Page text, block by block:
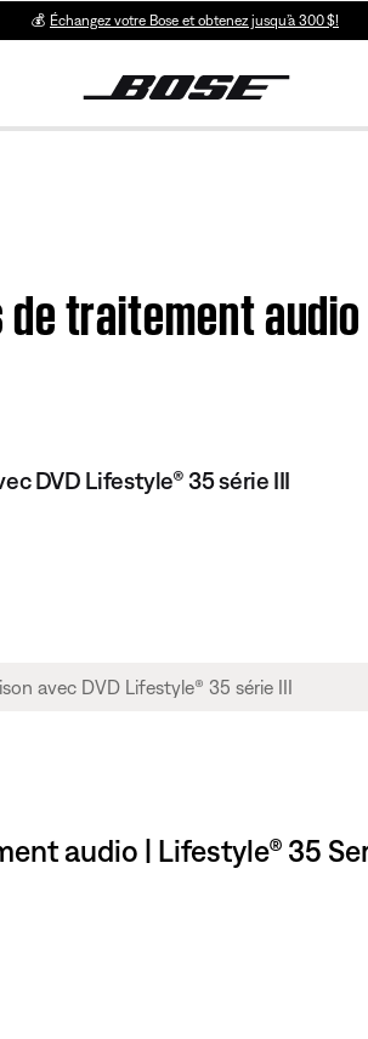
💰 Échangez votre Bose et obtenez jusqu’à 300 $!
traitement
DVD Lifestyle® 35 série III
audio | Lifestyle® 35